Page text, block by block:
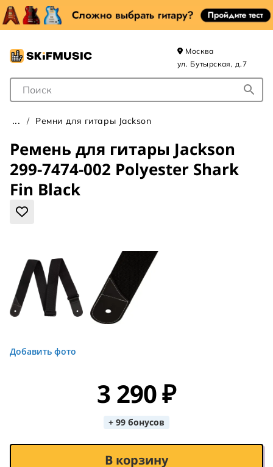
Поле для Поиска
Москва
ул. Бутырская, д.7
Ремни для гитары Jackson
Ремень для гитары Jackson
299-7474-002 Polyester Shark
Fin Black
Добавить фото
3 290 ₽
+ 99 бонусов
В корзину